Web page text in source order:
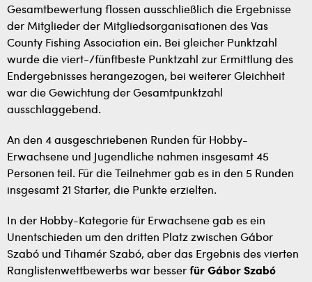
Gesamtbewertung flossen ausschließlich die Ergebnisse
der Mitglieder der Mitgliedsorganisationen des Vas
County Fishing Association ein. Bei gleicher Punktzahl
wurde die viert-/fünftbeste Punktzahl zur Ermittlung des
Endergebnisses herangezogen, bei weiterer Gleichheit
war die Gewichtung der Gesamtpunktzahl
ausschlaggebend.
An den 4 ausgeschriebenen Runden für Hobby-
Erwachsene und Jugendliche nahmen insgesamt 45
Personen teil. Für die Teilnehmer gab es in den 5 Runden
insgesamt 21 Starter, die Punkte erzielten.
In der Hobby-Kategorie für Erwachsene gab es ein
Unentschieden um den dritten Platz zwischen Gábor
Szabó und Tihamér Szabó, aber das Ergebnis des vierten
Ranglistenwettbewerbs war besser für Gábor Szabó